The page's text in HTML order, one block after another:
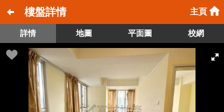
樓盤詳情 主頁
詳情 地圖 平面圖 校網